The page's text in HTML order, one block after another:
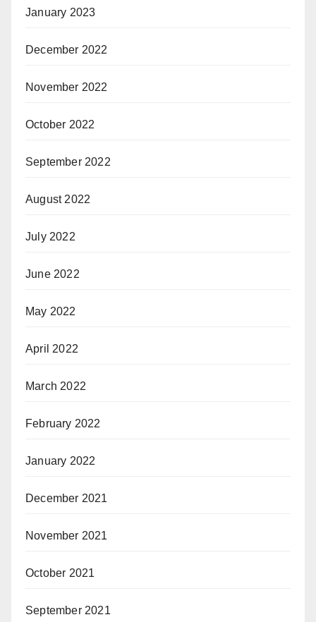
January 2023
December 2022
November 2022
October 2022
September 2022
August 2022
July 2022
June 2022
May 2022
April 2022
March 2022
February 2022
January 2022
December 2021
November 2021
October 2021
September 2021